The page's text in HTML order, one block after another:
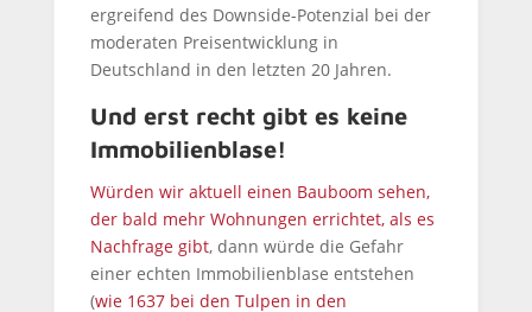
ergreifend des Downside-Potenzial bei der
moderaten Preisentwicklung in
Deutschland in den letzten 20 Jahren.
Und erst recht gibt es keine
Immobilienblase!
Würden wir aktuell einen Bauboom sehen,
der bald mehr Wohnungen errichtet, als es
Nachfrage gibt, dann würde die Gefahr
einer echten Immobilienblase entstehen
(wie 1637 bei den Tulpen in den